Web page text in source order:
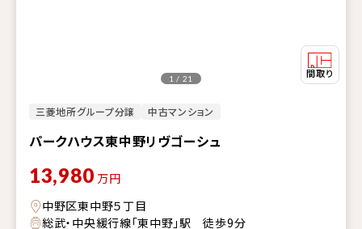
三菱地所グループ分譲 中古マンション
パークハウス東中野リヴゴーシュ
1 / 21
13,980 万円
中野区東中野５丁目
総武・中央緩行線「東中野」駅 徒歩9分